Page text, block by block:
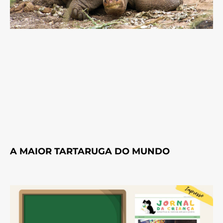
A MAIOR TARTARUGA DO MUNDO